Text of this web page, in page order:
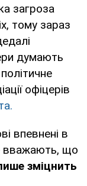
загроза
тому зараз
думають
офіцерів
впевнені в
вважають, що
зміцнить